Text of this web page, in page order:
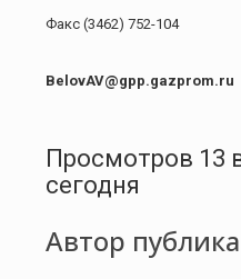
Факс (3462) 752-104
BelovAV@gpp.gazprom.ru
Просмотров 13
сегодня
Автор